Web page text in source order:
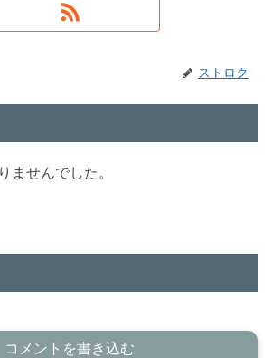
ストロク
ませんでした。
コメントを書き込む